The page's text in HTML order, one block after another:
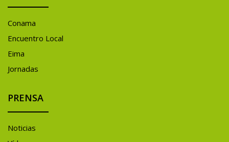
Conama
Encuentro Local
Eima
Jornadas
PRENSA
Noticias